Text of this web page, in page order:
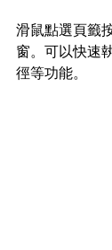
滑鼠點選頁籤
窗。可以快速
徑等功能。